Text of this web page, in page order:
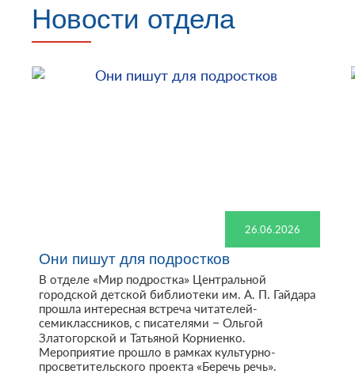
Новости отдела
26.06.2026
Они пишут для подростков
В отделе «Мир подростка» Центральной
городской детской библиотеки им. А. П. Гайдара
прошла интересная встреча читателей-
семиклассников, с писателями – Ольгой
Златогорской и Татьяной Корниенко.
Мероприятие прошло в рамках культурно-
просветительского проекта «Беречь речь».